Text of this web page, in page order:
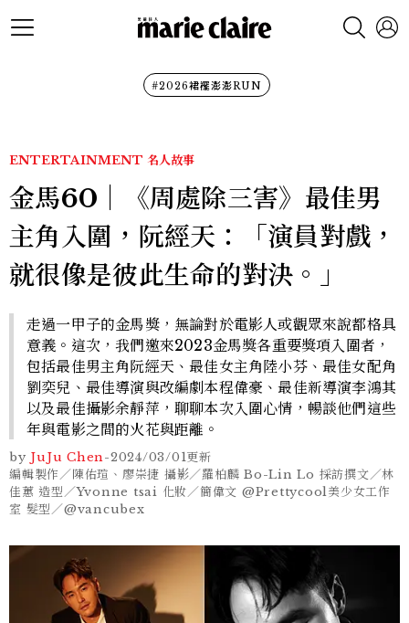
#2026裙襬澎澎RUN
ENTERTAINMENT 名人故事
金馬60｜《周處除三害》最佳男
主角入圍，阮經天：「演員對戲，
就很像是彼此生命的對決。」
走過一甲子的金馬獎，無論對於電影人或觀眾來說都格具
意義。這次，我們邀來2023金馬獎各重要獎項入圍者，
包括最佳男主角阮經天、最佳女主角陸小芬、最佳女配角
劉奕兒、最佳導演與改編劇本程偉豪、最佳新導演李鴻其
以及最佳攝影余靜萍，聊聊本次入圍心情，暢談他們這些
年與電影之間的火花與距離。
by JuJu Chen-2024/03/01更新
編輯製作／陳佑瑄、廖崇捷 攝影／羅柏麟 Bo-Lin Lo 採訪撰文／林
佳蕙 造型／Yvonne tsai 化妝／簡偉文 @Prettycool美少女工作
室 髮型／@vancubex